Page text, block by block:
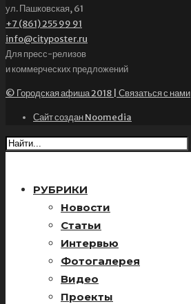
ул. Пашковская, 61
+7 (861) 255 99 91
info@cityposter.ru
Для пресс-релизов
и коммерческих предложений
© Городская афиша 2018 | Связаться с нами
Сайт создан Noomedia
РУБРИКИ
Новости
Статьи
Интервью
Фотогалерея
Видео
Проекты